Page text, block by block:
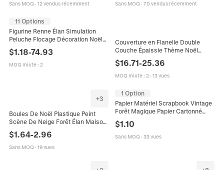
Sans MOQ · 12 vendus récemment Sans MOQ · 70 vendus récemment
11 Options
Figurine Renne Élan Simulation
Peluche Flocage Décoration Noël
Bureau Vitrine Décoration
Vacances Style Réaliste
$1.18-74.93
MOQ mixte: 2
Couverture en Flanelle Double
Couche Épaissie Thème Noël
Impression Numérique Élan Flocon
de Neige Plaid Chaud Maison
$16.71-25.36
MOQ mixte: 2· 13 vues
+3
Boules De Noël Plastique Peint
Scène De Neige Forêt Élan Maison
Transparent Décorations À
Suspendre Pour Sapin
$1.64-2.96
Sans MOQ · 19 vues
1 Option
Papier Matériel Scrapbook Vintage
Forêt Magique Papier Cartonné
Lourd Fantaisie Forêt Château
Motif Élan DIY Junk Journal Papier
de Décoration
$1.10
Sans MOQ · 33 vues